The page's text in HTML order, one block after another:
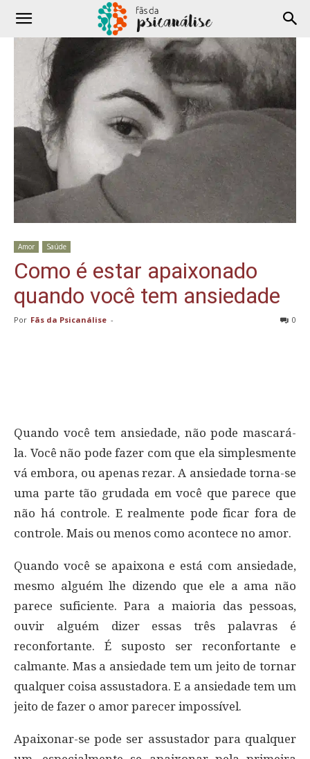
Amor Saúde
Como é estar apaixonado
quando você tem ansiedade
Por Fãs da Psicanálise - 0
Quando você tem ansiedade, não pode mascará-
la. Você não pode fazer com que ela simplesmente
vá embora, ou apenas rezar. A ansiedade torna-se
uma parte tão grudada em você que parece que
não há controle. E realmente pode ficar fora de
controle. Mais ou menos como acontece no amor.
Quando você se apaixona e está com ansiedade,
mesmo alguém lhe dizendo que ele a ama não
parece suficiente. Para a maioria das pessoas,
ouvir alguém dizer essas três palavras é
reconfortante. É suposto ser reconfortante e
calmante. Mas a ansiedade tem um jeito de tornar
qualquer coisa assustadora. E a ansiedade tem um
jeito de fazer o amor parecer impossível.
Apaixonar-se pode ser assustador para qualquer